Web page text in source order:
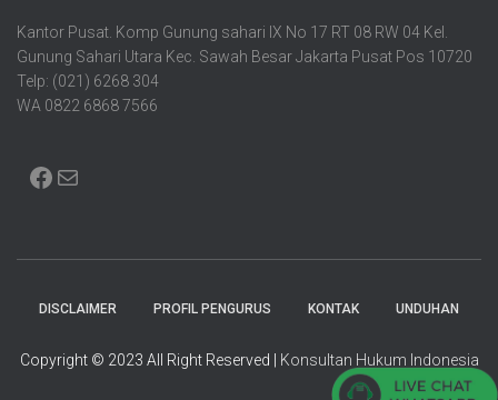
Kantor Pusat. Komp Gunung sahari IX No 17 RT 08 RW 04 Kel.
Gunung Sahari Utara Kec. Sawah Besar Jakarta Pusat Pos 10720
Telp: (021) 6268 304
WA 0822 6868 7566
FACEBOOK
DISCLAIMER PROFIL PENGURUS KONTAK UNDUHAN
Copyright © 2023 All Right Reserved | Konsultan Hukum Indonesia